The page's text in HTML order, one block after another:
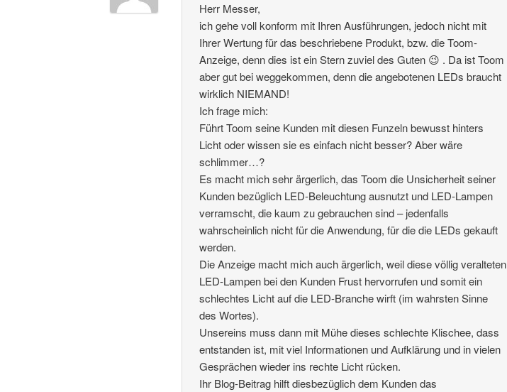
Herr Messer,
ich gehe voll konform mit Ihren Ausführungen, jedoch nicht mit
Ihrer Wertung für das beschriebene Produkt, bzw. die Toom-
Anzeige, denn dies ist ein Stern zuviel des Guten 😉 . Da ist Toom
aber gut bei weggekommen, denn die angebotenen LEDs braucht
wirklich NIEMAND!
Ich frage mich:
Führt Toom seine Kunden mit diesen Funzeln bewusst hinters
Licht oder wissen sie es einfach nicht besser? Aber wäre
schlimmer…?
Es macht mich sehr ärgerlich, das Toom die Unsicherheit seiner
Kunden bezüglich LED-Beleuchtung ausnutzt und LED-Lampen
verramscht, die kaum zu gebrauchen sind – jedenfalls
wahrscheinlich nicht für die Anwendung, für die die LEDs gekauft
werden.
Die Anzeige macht mich auch ärgerlich, weil diese völlig veralteten
LED-Lampen bei den Kunden Frust hervorrufen und somit ein
schlechtes Licht auf die LED-Branche wirft (im wahrsten Sinne
des Wortes).
Unsereins muss dann mit Mühe dieses schlechte Klischee, dass
entstanden ist, mit viel Informationen und Aufklärung und in vielen
Gesprächen wieder ins rechte Licht rücken.
Ihr Blog-Beitrag hilft diesbezüglich dem Kunden das